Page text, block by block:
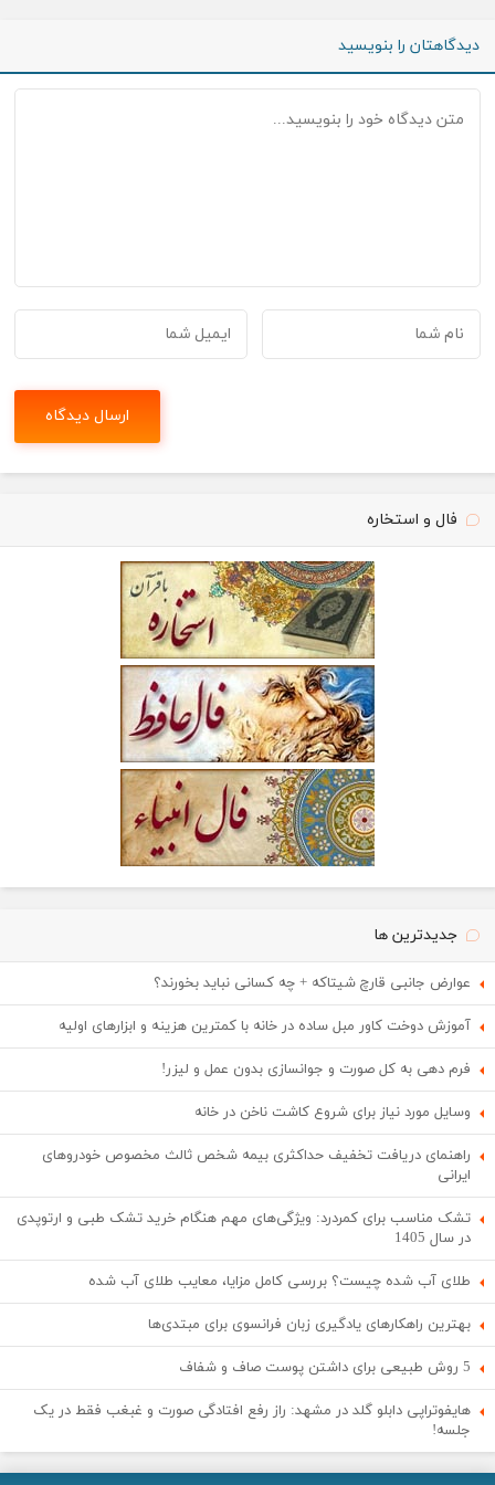
دیدگاهتان را بنویسید
فال و استخاره
جدیدترین ها
عوارض جانبی قارچ شیتاکه + چه کسانی نباید بخورند؟
آموزش دوخت کاور مبل ساده در خانه با کمترین هزینه و ابزارهای اولیه
فرم دهی به کل صورت و جوانسازی بدون عمل و لیزر!
وسایل مورد نیاز برای شروع کاشت ناخن در خانه
راهنمای دریافت تخفیف حداکثری بیمه شخص ثالث مخصوص خودروهای
ایرانی
تشک مناسب برای کمردرد: ویژگی‌های مهم هنگام خرید تشک طبی و ارتوپدی
در سال 1405
طلای آب شده چیست؟ بررسی کامل مزایا، معایب طلای آب شده
بهترین راهکارهای یادگیری زبان فرانسوی برای مبتدی‌ها
5 روش طبیعی برای داشتن پوست صاف و شفاف
هایفوتراپی دابلو گلد در مشهد: راز رفع افتادگی صورت و غبغب فقط در یک
جلسه!